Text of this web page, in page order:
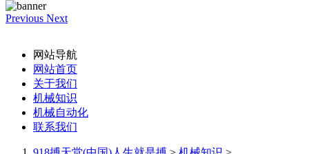
Previous Next
网站导航
网站首页
关于我们
机械知识
机械自动化
联系我们